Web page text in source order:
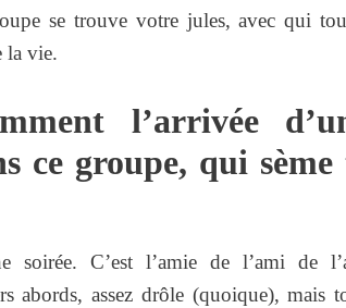
se trouve votre jules, avec qui
la vie.
l’arrivée
ce groupe, qui
soirée. C’est l’amie de l’ami de
abords, assez drôle (quoique), mais